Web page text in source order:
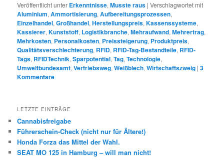
Veröffentlicht unter Erkenntnisse,Musste raus |Verschlagwortet mit
Aluminium,Ammortisierung,Aufbereitungsprozessen,
Einzelhandel,Großhandel,Herstellungspreis,Kassenssysteme,
Kassierer,Kunststoff, Logistikbranche,Mehraufwand,Mehrertrag,
Mehrkosten, Personalkosten, Preissteigerung, Produktpreis,
Qualitätsverschlechterung, RFID, RFID-Tag-Bestandteile, RFID-
Tags, RFIDTechnik,Sparpotential,Tag,Technologie,
Umweltbundesamt,Vertriebsweg,Weißblech,Wirtschaftszweig |3
Kommentare
LETZTE EINTRÄGE
Cannabisfreigabe
Führerschein-Check (nicht nur für Ältere!)
Honda Forza das Mittel der Wahl.
SEAT MO 125 in Hamburg – will man nicht!